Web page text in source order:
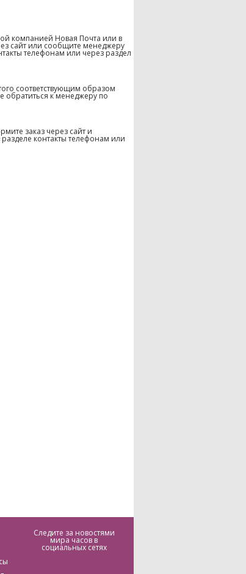
компанией Новая Почта или в
сайт или сообщите менеджеру
телефонам или через раздел
соответствующим образом
к менеджеру по
заказ через сайт и
контакты телефонам или
Следите за новостями
мира часов в
социальных сетях